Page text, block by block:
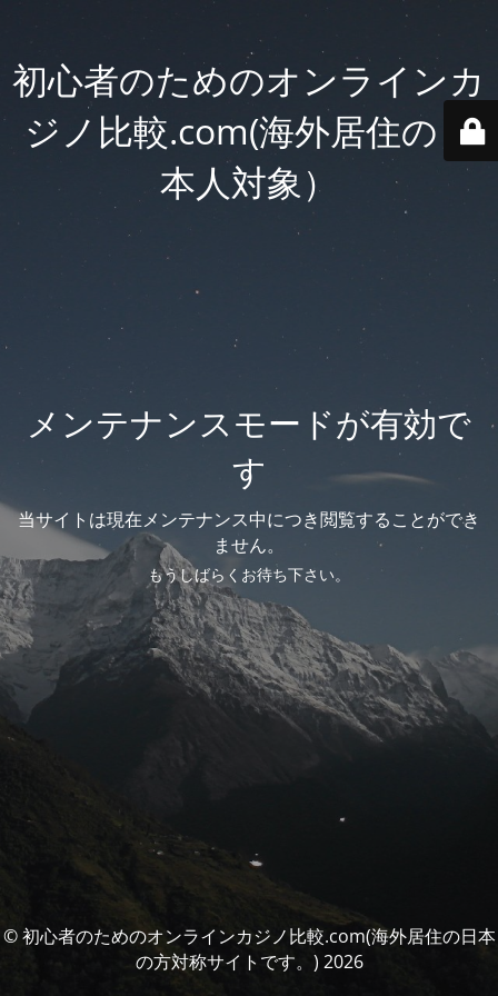
初心者のためのオンラインカ
ジノ比較.com(海外居住の日
本人対象）
メンテナンスモードが有効で
す
当サイトは現在メンテナンス中につき閲覧することができ
ません。
もうしばらくお待ち下さい。
© 初心者のためのオンラインカジノ比較.com(海外居住の日本
の方対称サイトです。) 2026